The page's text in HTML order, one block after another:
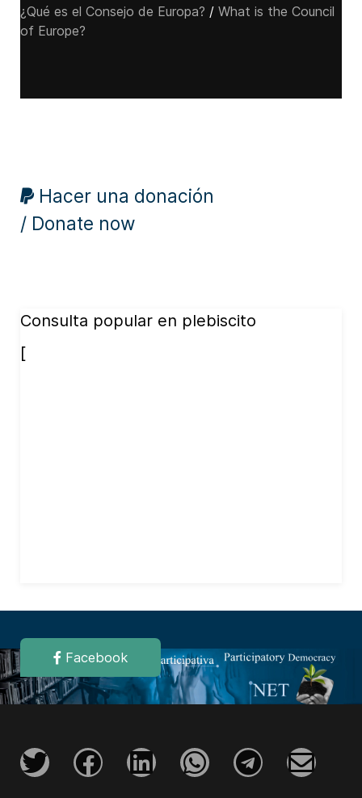
¿Qué es el Consejo de Europa? / What is the Council
of Europe?
Hacer una donación
/ Donate now
Consulta popular en plebiscito
[
Facebook